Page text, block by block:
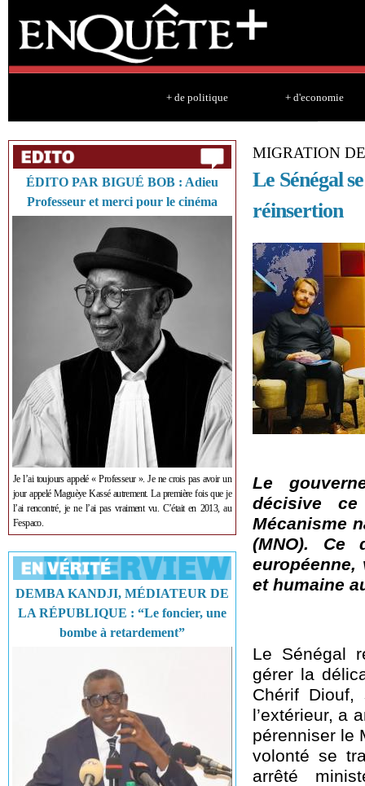
+ de politique + d'economie
ÉDITO PAR BIGUÉ BOB : Adieu
Professeur et merci pour le cinéma
Je l’ai toujours appelé « Professeur ». Je ne crois pas avoir un
jour appelé Maguèye Kassé autrement. La première fois que je
l’ai rencontré, je ne l’ai pas vraiment vu. C’était en 2013, au
Fespaco.
DEMBA KANDJI, MÉDIATEUR DE
LA RÉPUBLIQUE : “Le foncier, une
bombe à retardement”
MIGRATION
Le Sénégal
réinsertion
Le
décisive
Mécanisme
(MNO). Ce
et humaine
Le Sénégal
gérer la
Chérif Diouf,
l’extérieur, a
pérenniser le
volonté se
arrêté